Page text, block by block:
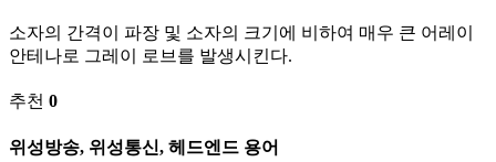
소자의 간격이 파장 및 소자의 크기에 비하여 매우 큰 어레이
안테나로 그레이 로브를 발생시킨다.
추천 0
위성방송, 위성통신, 헤드엔드 용어